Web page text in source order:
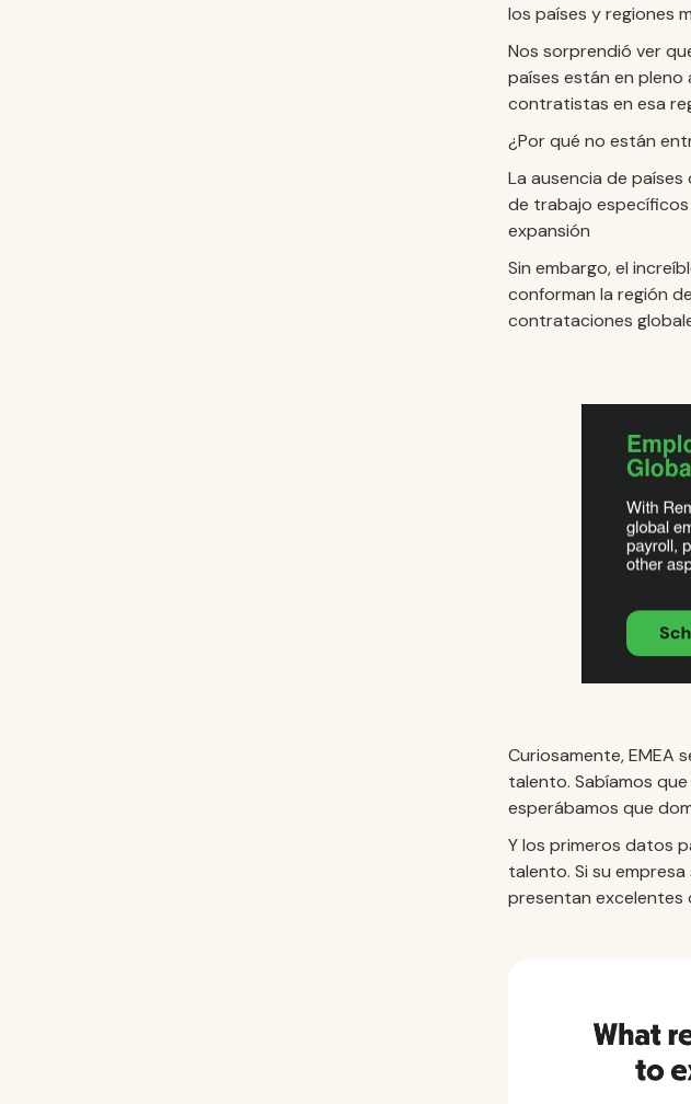
los países y regiones
Nos sorprendió ver
países están en pleno
contratistas en esa
¿Por qué no están
La ausencia de
de trabajo
expansión
Sin embargo, el
conforman la región
contrataciones
Curiosamente, EMEA
talento. Sabíamos
esperábamos que
Y los primeros datos
talento. Si su
presentan excelentes